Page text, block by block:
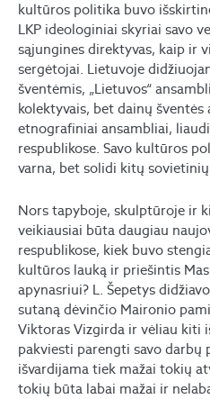
kultūros politika buvo
LKP ideologiniai skyriai savo
sąjungines direktyvas, kaip ir
sergėtojai. Lietuvoje
šventėmis, „Lietuvos“
kolektyvais, bet dainų šventės
etnografiniai ansambliai,
respublikose. Savo kultūros
varna, bet solidi kitų
Nors tapyboje, skulptūroje ir
veikiausiai būta daugiau
respublikose, kiek buvo
kultūros lauką ir priešintis
apynasriui? L. Šepetys
sutaną dėvinčio Maironio
Viktoras Vizgirda ir vėliau kiti
pakviesti parengti savo darbų
išvardijama tiek mažai tokių
tokių būta labai mažai ir